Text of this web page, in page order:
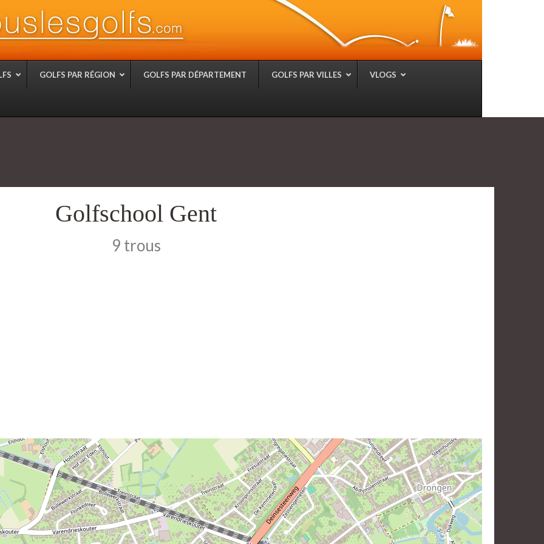
GOLFS PAR RÉGION GOLFS PAR DÉPARTEMENT GOLFS PAR VILLES VLOGS
Golfschool Gent
9 trous